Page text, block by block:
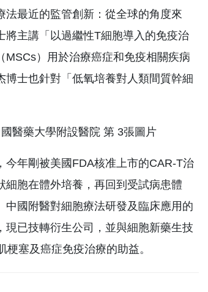
最近的監管創新：從全球的角度來
主講「以過繼性T細胞導入的免疫治
）用於治療癌症和免疫相關疾病
士也針對「低氧培養對人類間質幹細
年剛被美國FDA核准上市的CAR-T治
胞在體外培養，再回到受試病患體
國附醫對細胞療法研發及臨床應用的
已技轉衍生公司，並與細胞新藥生技
塞及癌症免疫治療的助益。